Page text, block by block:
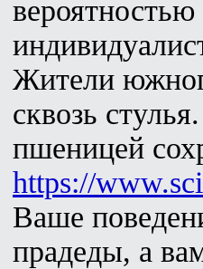
Жители
сквозь
пшеницей
https://
Ваше
прадеды, а